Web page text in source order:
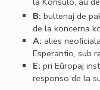
B: bultenaj de
de la koncerna
A: alies
Esperantio, sub
E: pri Eŭropaj
responso de la